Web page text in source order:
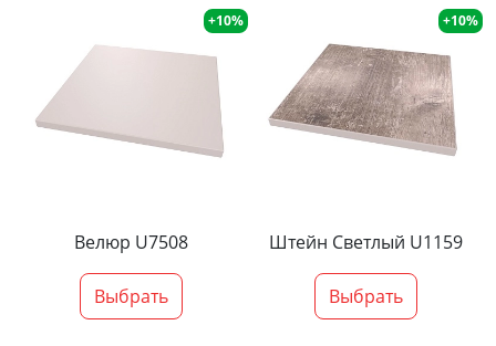
+10%
Велюр U7508
Выбрать
+10%
Штейн Светлый U1159
Выбрать